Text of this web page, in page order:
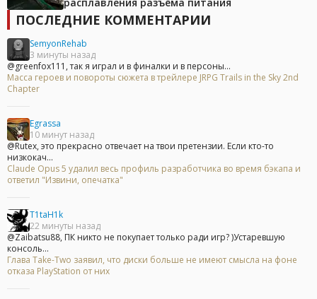
расплавления разъёма питания
ПОСЛЕДНИЕ КОММЕНТАРИИ
SemyonRehab
3 минуты назад
@greenfox111, так я играл и в финалки и в персоны...
Масса героев и повороты сюжета в трейлере JRPG Trails in the Sky 2nd
Chapter
Egrassa
10 минут назад
@Rutex, это прекрасно отвечает на твои претензии. Если кто-то
низкокач...
Claude Opus 5 удалил весь профиль разработчика во время бэкапа и
ответил "Извини, опечатка"
T1taH1k
22 минуты назад
@Zaibatsu88, ПК никто не покупает только ради игр? )Устаревшую
консоль...
Глава Take-Two заявил, что диски больше не имеют смысла на фоне
отказа PlayStation от них